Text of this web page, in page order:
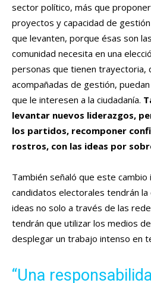
sector político, más que
proyectos y capacidad de
que levanten, porque ésas son
comunidad necesita en una
personas que tienen trayectoria,
acompañadas de gestión,
que le interesen a la ciudadanía.
levantar nuevos liderazgos,
los partidos, recomponer
rostros, con las ideas por
También señaló que este cambio
candidatos electorales tendrán la
ideas no solo a través de las
tendrán que utilizar los medios
desplegar un trabajo intenso en
“Una